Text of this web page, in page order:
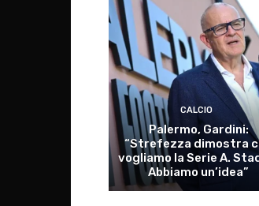
CALCIO
Palermo, Gardini:
“Strefezza dimostra
vogliamo la Serie A.
Abbiamo un’idea”